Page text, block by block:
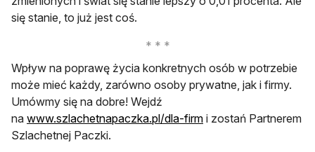
się stanie, to już jest coś.
Wpływ na poprawę życia konkretnych osób w potrzebie
może mieć każdy, zarówno osoby prywatne, jak i firmy.
Umówmy się na dobre! Wejdź
na www.szlachetnapaczka.pl/dla-firmotwiera się w nowej
i zostań Partnerem
Szlachetnej Paczki.